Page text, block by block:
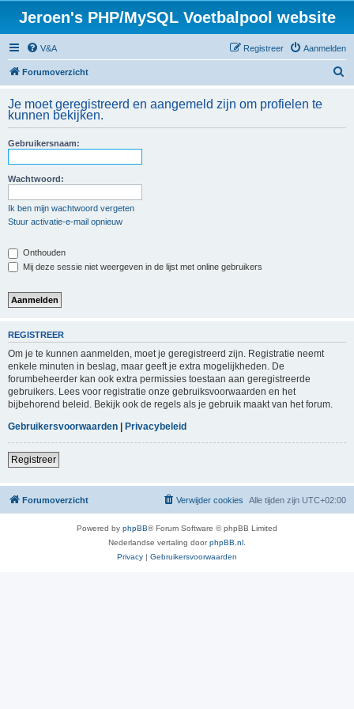
Jeroen's PHP/MySQL Voetbalpool website
V&A Aanmelden
Registreer
Forumoverzicht
k
Je moet geregistreerd en aangemeld zijn om profielen te
kunnen bekijken.
Gebruikersnaam:
Wachtwoord:
Ik ben mijn wachtwoord vergeten
Stuur activatie-e-mail opnieuw
Onthouden
Mij deze sessie niet weergeven in de lijst met online gebruikers
REGISTREER
Om je te kunnen aanmelden, moet je geregistreerd zijn. Registratie neemt
enkele minuten in beslag, maar geeft je extra mogelijkheden. De
forumbeheerder kan ook extra permissies toestaan aan geregistreerde
gebruikers. Lees voor registratie onze gebruiksvoorwaarden en het
bijbehorend beleid. Bekijk ook de regels als je gebruik maakt van het forum.
Gebruikersvoorwaarden | Privacybeleid
Registreer
Forumoverzicht Alle tijden zijn UTC+02:00
Verwijder cookies
Powered by phpBB® Forum Software © phpBB Limited
Nederlandse vertaling doorphpBB.nl
Privacy | Gebruikersvoorwaarden